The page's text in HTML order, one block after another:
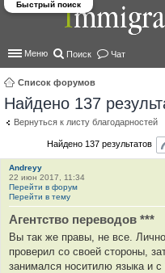
Меню Поиск Чат
Список форумов
Быстрый поиск
Найдено 137
Вернуться к листу благодарностей
Найдено 137 результатов
Andreyy
22 июн 2017, 11:34
Перейти в форум
Перейти в тему
Агентство переводов ***
Вы так же правы, не все.
проверил со своей стороны,
занимался носитилю языка и с